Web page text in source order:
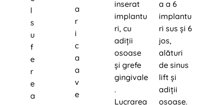
l
s
u
f
e
r
e
a
a
r
i
c
a
a
v
e
inserat
implantu
ri, cu
adiții
osoase
și grefe
gingivale
.
Lucrarea
a a 6
implantu
ri sus și 6
jos,
alături
de sinus
lift și
adiții
osoase.